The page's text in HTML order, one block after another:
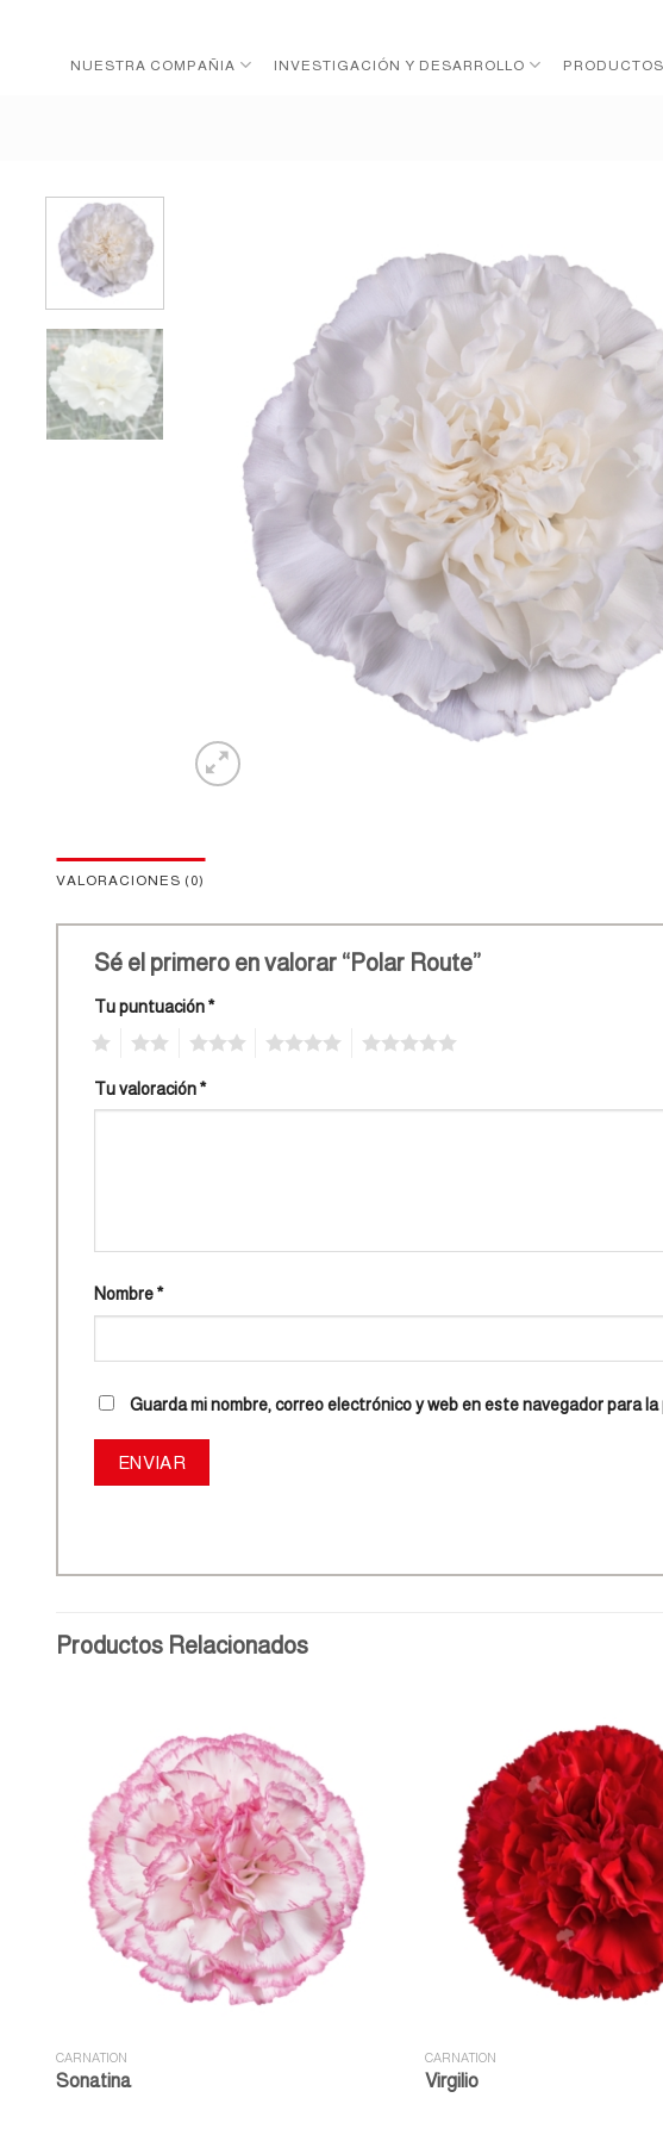
NUESTRA COMPAÑIA INVESTIGACIÓN Y DESARROLLO PRODUCTOS
VALORACIONES (0)
Sé el primero en valorar “Polar Route”
Tu puntuación*
Tu valoración*
Nombre*
Guarda mi nombre, correo electrónico y web en este navegador para
Productos Relacionados
CARNATION
Sonatina
CARNATION
Virgilio